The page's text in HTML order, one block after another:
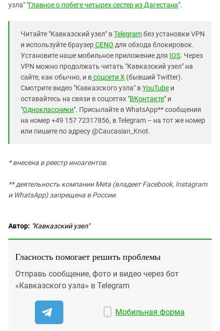
узла" "Главное о побеге четырех сестер из Дагестана".
Читайте "Кавказский узел" вTelegramбез установки VPN
и используйте браузерCENO для обхода блокировок.
Установите наше мобильное приложение для IOS. Через
VPN можно продолжать читать "Кавказский узел" на
сайте, как обычно, и всоцсети X (бывший Twitter).
Смотрите видео "Кавказского узла" вYouTube и
оставайтесь на связи в соцсетях "ВКонтакте" и
"Одноклассники". Присылайте в WhatsApp** сообщения
на номер +49 157 72317856, в Telegram – на тот же номер
или пишите по адресу @Caucasian_Knot.
* внесена в реестр иноагентов.
** деятельность компании Meta (владеет Facebook, Instagram
и WhatsApp) запрещена в России.
Автор: "Кавказский узел"
Гласность помогает решить проблемы
Отправь сообщение, фото и видео через бот
«Кавказского узла» в Telegram
Мобильная форма